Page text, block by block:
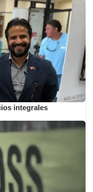
integrales